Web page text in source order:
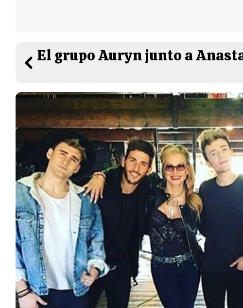
El grupo Auryn junto a